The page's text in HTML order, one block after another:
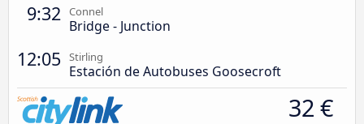
9:32 Connel
Bridge - Junction
12:05 Stirling
Estación de Autobuses Goosecroft
32 €